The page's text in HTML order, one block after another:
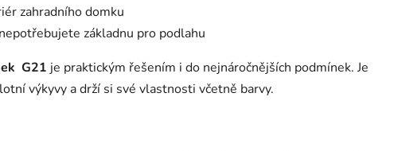
zahradního domku
základnu pro podlahu
G21 je praktickým řešením i do nejnáročnějších podmínek. Je
výkyvy a drží si své vlastnosti včetně barvy.